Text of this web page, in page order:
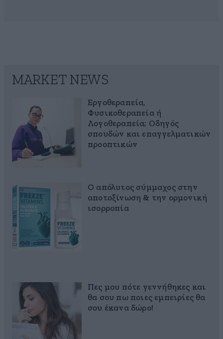
MARKET NEWS
Εργοθεραπεία,
Φυσικοθεραπεία ή
Λογοθεραπεία; Οδηγός
σπουδών και επαγγελματικών
προοπτικών
Ο απόλυτος σύμμαχος στην
αποτοξίνωση & την ορμονική
ισορροπία
Πες μου πότε γεννήθηκες και
θα σου πω ποιες εμπειρίες θα
σου έκανα δώρο!